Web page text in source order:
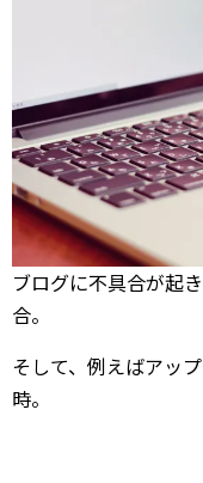
ブログに不具合が起
合。
そして、例えばアッ
時。